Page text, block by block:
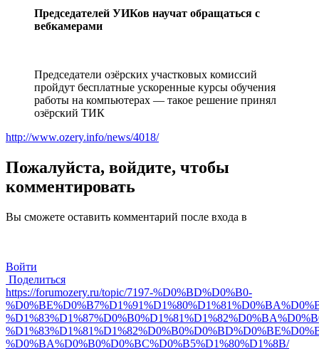
Председателей УИКов научат обращаться с
вебкамерами
Председатели озёрских участковых комиссий
пройдут бесплатные ускоренные курсы обучения
работы на компьютерах — такое решение принял
озёрский ТИК
http://www.ozery.info/news/4018/
Пожалуйста, войдите, чтобы
комментировать
Вы сможете оставить комментарий после входа в
Войти
Поделиться
https://forumozery.ru/topic/7197-%D0%BD%D0%B0-
%D0%BA%D0%B0%D0%BC%D0%B5%D1%80%D1%8B/